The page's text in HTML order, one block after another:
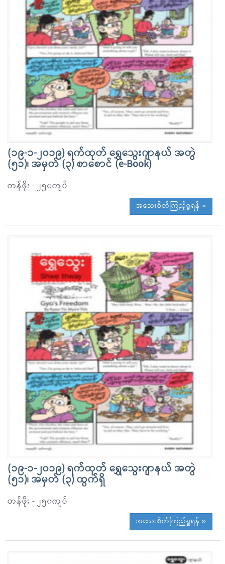
(၁၉-၁-၂၀၁၉) ရက်ထုတ် ရွှေသွေးဂျာနယ် အတွဲ
(၅၁)၊ အမှတ် (၃) စာစောင် (e-Book)
တန်ဖိုး - ၂၅၀ကျပ်
အသေးစိတ်ကြည့်ရှုရန် »
(၁၉-၁-၂၀၁၉) ရက်ထုတ် ရွှေသွေးဂျာနယ် အတွဲ
(၅၁)၊ အမှတ် (၃) ထွက်ရှိ
တန်ဖိုး - ၂၅၀ကျပ်
အသေးစိတ်ကြည့်ရှုရန် »